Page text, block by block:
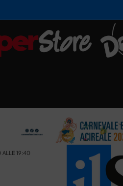
ALLE 19:40